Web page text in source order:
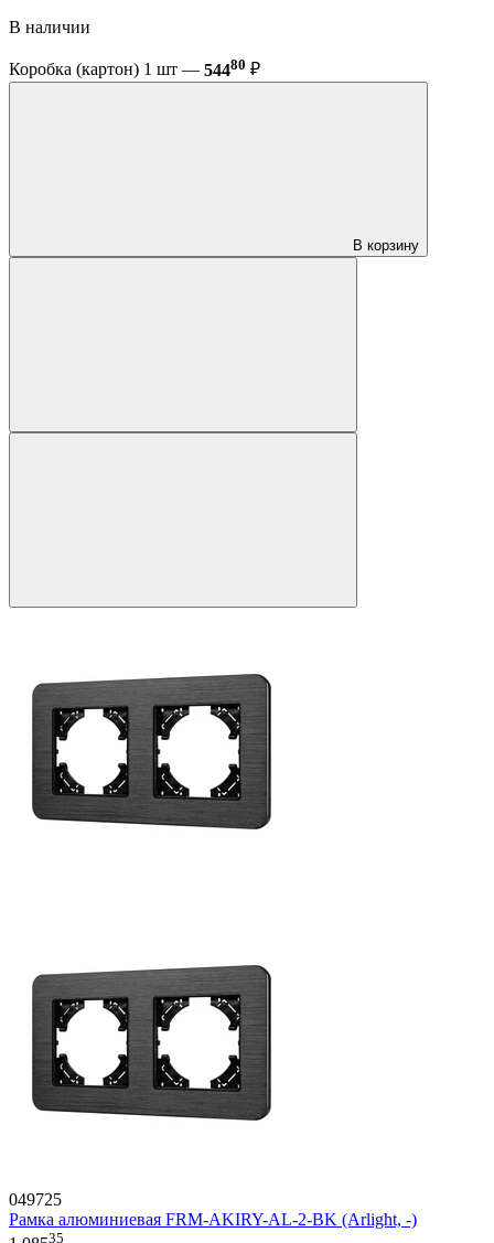
В наличии
Коробка (картон) 1 шт — 54480 ₽
В корзину
049725
Рамка алюминиевая FRM-AKIRY-AL-2-BK (Arlight, -)
35